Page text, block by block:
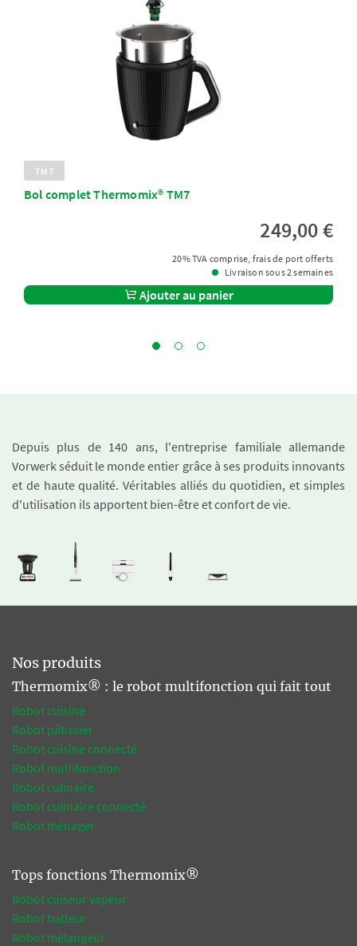
TM7
Bol complet Thermomix® TM7
249,00 €
20% TVA comprise, frais de port offerts
Livraison sous 2 semaines
Ajouter au panier
Depuis plus de 140 ans, l'entreprise familiale allemande
Vorwerk séduit le monde entier grâce à ses produits innovants
et de haute qualité. Véritables alliés du quotidien, et simples
d'utilisation ils apportent bien-être et confort de vie.
Nos produits
Thermomix® : le robot multifonction qui fait tout
Robot cuisine
Robot pâtissier
Robot cuisine connecté
Robot multifonction
Robot culinaire
Robot culinaire connecté
Robot ménager
Tops fonctions Thermomix®
Robot cuiseur vapeur
Robot batteur
Robot mélangeur